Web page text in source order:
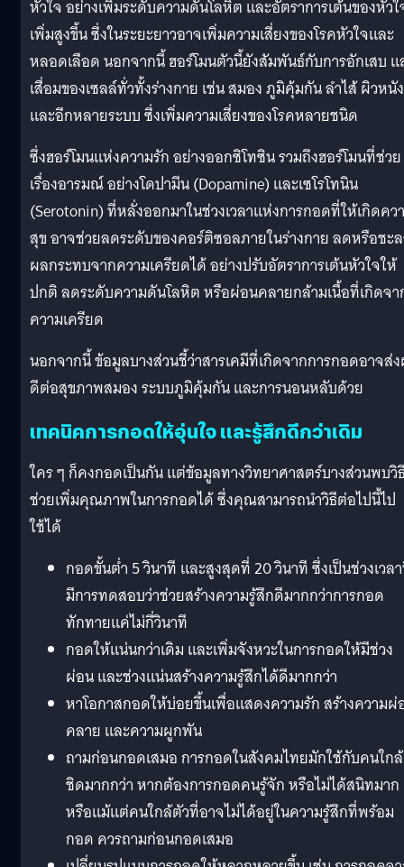
หัวใจ อย่างเพิ่มระดับความดันโลหิต และอัตราการเต้นของหัว
เพิ่มสูงขึ้น ซึ่งในระยะยาวอาจเพิ่มความเสี่ยงของโรคหัวใจและ
หลอดเลือด นอกจากนี้ ฮอร์โมนตัวนี้ยังสัมพันธ์กับการอักเสบ แ
เสื่อมของเซลล์ทั่วทั้งร่างกาย เช่น สมอง ภูมิคุ้มกัน ลำไส้ ผิวหนัง
และอีกหลายระบบ ซึ่งเพิ่มความเสี่ยงของโรคหลายชนิด
ซึ่งฮอร์โมนแห่งความรัก อย่างออกซิโทซิน รวมถึงฮอร์โมนที่ช่วย
เรื่องอารมณ์ อย่างโดปามีน (Dopamine) และเซโรโทนิน
(Serotonin) ที่หลั่งออกมาในช่วงเวลาแห่งการกอดที่ให้เกิดคว
สุข อาจช่วยลดระดับของคอร์ติซอลภายในร่างกาย ลดหรือชะ
ผลกระทบจากความเครียดได้ อย่างปรับอัตราการเต้นหัวใจให้
ปกติ ลดระดับความดันโลหิต หรือผ่อนคลายกล้ามเนื้อที่เกิดจ
ความเครียด
นอกจากนี้ ข้อมูลบางส่วนชี้ว่าสารเคมีที่เกิดจากการกอดอาจส่
ดีต่อสุขภาพสมอง ระบบภูมิคุ้มกัน และการนอนหลับด้วย
เทคนิคการกอดให้อุ่นใจ และรู้สึกดีกว่าเดิม
ใคร ๆ ก็คงกอดเป็นกัน แต่ข้อมูลทางวิทยาศาสตร์บางส่วนพบวิ
ช่วยเพิ่มคุณภาพในการกอดได้ ซึ่งคุณสามารถนำวิธีต่อไปนี้ไป
ใช้ได้
กอดขั้นต่ำ 5 วินาที และสูงสุดที่ 20 วินาที ซึ่งเป็นช่วงเวล
มีการทดสอบว่าช่วยสร้างความรู้สึกดีมากกว่าการกอด
ทักทายแค่ไม่กี่วินาที
กอดให้แน่นกว่าเดิม และเพิ่มจังหวะในการกอดให้มีช่วง
ผ่อน และช่วงแน่นสร้างความรู้สึกได้ดีมากกว่า
หาโอกาสกอดให้บ่อยขึ้นเพื่อแสดงความรัก สร้างความผ่
คลาย และความผูกพัน
ถามก่อนกอดเสมอ การกอดในสังคมไทยมักใช้กับคนใกล้
ชิดมากกว่า หากต้องการกอดคนรู้จัก หรือไม่ได้สนิทมาก
หรือแม้แต่คนใกล้ตัวที่อาจไม่ได้อยู่ในความรู้สึกที่พร้อม
กอด ควรถามก่อนกอดเสมอ